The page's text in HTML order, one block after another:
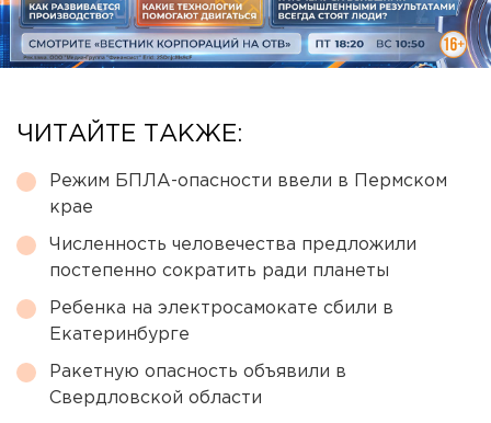
ЧИТАЙТЕ ТАКЖЕ:
Режим БПЛА-опасности ввели в Пермском
крае
Численность человечества предложили
постепенно сократить ради планеты
Ребенка на электросамокате сбили в
Екатеринбурге
Ракетную опасность объявили в
Свердловской области